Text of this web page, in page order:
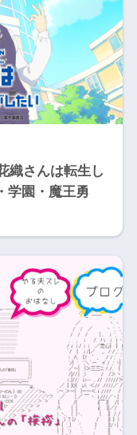
織さんは転生し
学園・魔王勇